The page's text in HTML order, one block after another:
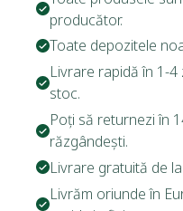
producător.
Toate depozitele
Livrare rapidă în 1-
stoc.
Poți să returnezi în
răzgândești.
Livrare gratuită de
Livrăm oriunde în